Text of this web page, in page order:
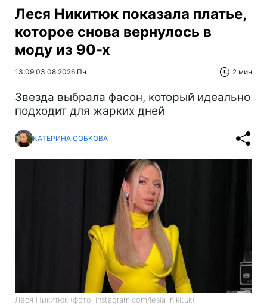
Леся Никитюк показала платье,
которое снова вернулось в
моду из 90-х
13:09 03.08.2026 Пн 2 мин
Звезда выбрала фасон, который идеально
подходит для жарких дней
КАТЕРИНА СОБКОВА
Леся Никитюк (фото: instagram.com/lesia_nikituk)